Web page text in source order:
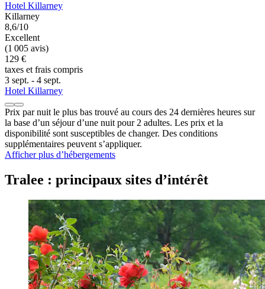
Hotel Killarney
Killarney
8,6/10
Excellent
(1 005 avis)
129 €
taxes et frais compris
3 sept. - 4 sept.
Hotel Killarney
Prix par nuit le plus bas trouvé au cours des 24 dernières heures sur
la base d’un séjour d’une nuit pour 2 adultes. Les prix et la
disponibilité sont susceptibles de changer. Des conditions
supplémentaires peuvent s’appliquer.
Afficher plus d’hébergements
Tralee : principaux sites d’intérêt